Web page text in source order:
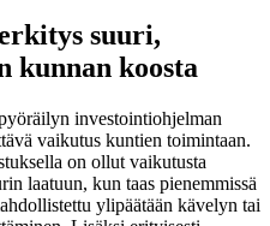
suuri,
kunnan koosta
investointiohjelman
vaikutus kuntien toimintaan.
on ollut vaikutusta
laatuun, kun taas pienemmissä
ylipäätään kävelyn tai